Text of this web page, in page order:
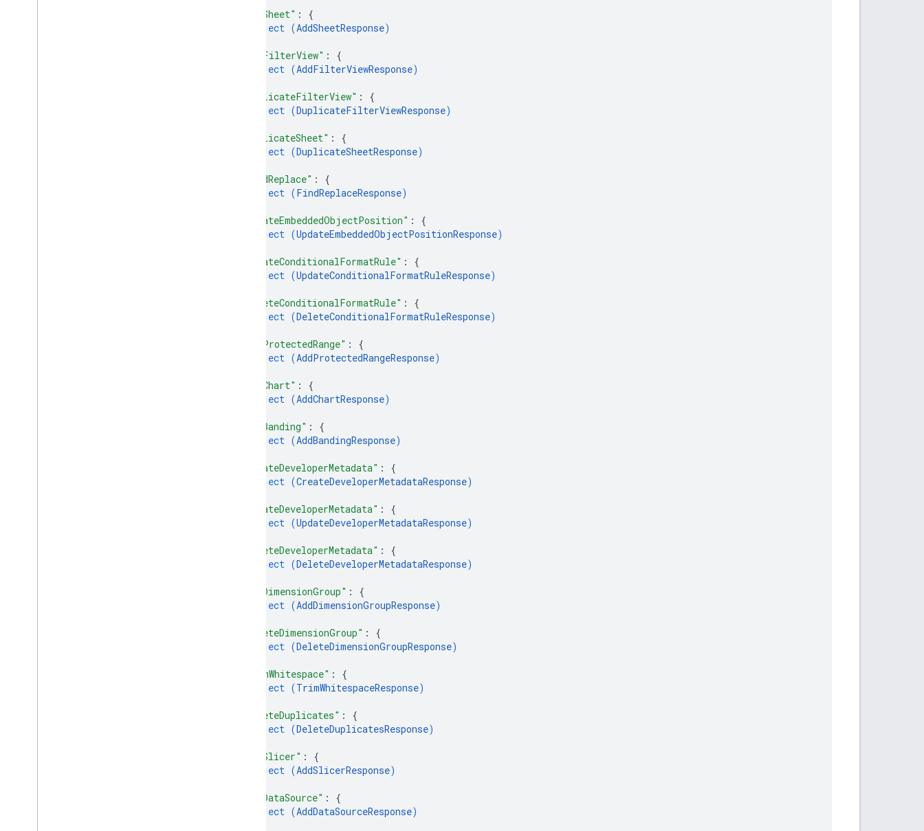
"addSheet" : {
object (AddSheetResponse)
"addFilterView" : {
object (AddFilterViewResponse)
"duplicateFilterView" : {
object (DuplicateFilterViewResponse)
"duplicateSheet" : {
object (DuplicateSheetResponse)
"findReplace" : {
object (FindReplaceResponse)
"updateEmbeddedObjectPosition" : {
object (UpdateEmbeddedObjectPositionResponse)
"updateConditionalFormatRule" : {
object (UpdateConditionalFormatRuleResponse)
"deleteConditionalFormatRule" : {
object (DeleteConditionalFormatRuleResponse)
"addProtectedRange" : {
object (AddProtectedRangeResponse)
"addChart" : {
object (AddChartResponse)
"addBanding" : {
object (AddBandingResponse)
"createDeveloperMetadata" : {
object (CreateDeveloperMetadataResponse)
"updateDeveloperMetadata" : {
object (UpdateDeveloperMetadataResponse)
"deleteDeveloperMetadata" : {
object (DeleteDeveloperMetadataResponse)
"addDimensionGroup" : {
object (AddDimensionGroupResponse)
"deleteDimensionGroup" : {
object (DeleteDimensionGroupResponse)
"trimWhitespace" : {
object (TrimWhitespaceResponse)
"deleteDuplicates" : {
object (DeleteDuplicatesResponse)
"addSlicer" : {
object (AddSlicerResponse)
"addDataSource" : {
object (AddDataSourceResponse)